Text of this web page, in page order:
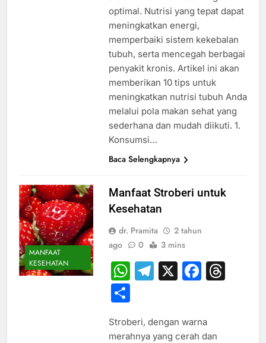
optimal. Nutrisi yang tepat dapat
meningkatkan energi,
memperbaiki sistem kekebalan
tubuh, serta mencegah berbagai
penyakit kronis. Artikel ini akan
memberikan 10 tips untuk
meningkatkan nutrisi tubuh Anda
melalui pola makan sehat yang
sederhana dan mudah diikuti. 1.
Konsumsi…
Baca Selengkapnya
MANFAAT
KESEHATAN
Manfaat Stroberi untuk
Kesehatan
dr. Pramita
2 tahun
ago
0 3 mins
WhatsApp
Telegram
X
Share
Stroberi, dengan warna
merahnya yang cerah dan